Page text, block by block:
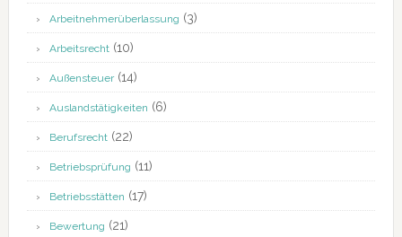
Arbeitnehmerüberlassung (3)
Arbeitsrecht(10)
Außensteuer(14)
Auslandstätigkeiten (6)
Berufsrecht(22)
Betriebsprüfung (11)
Betriebsstätten (17)
Bewertung (21)